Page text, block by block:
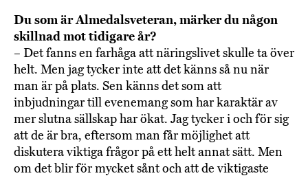
Du som är Almedalsveteran, märker du någon
skillnad mot tidigare år?
– Det fanns en farhåga att näringslivet skulle ta över
helt. Men jag tycker inte att det känns så nu när
man är på plats. Sen känns det som att
inbjudningar till evenemang som har karaktär av
mer slutna sällskap har ökat. Jag tycker i och för sig
att de är bra, eftersom man får möjlighet att
diskutera viktiga frågor på ett helt annat sätt. Men
om det blir för mycket sånt och att de viktigaste